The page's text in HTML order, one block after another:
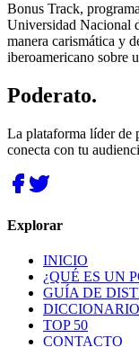
Bonus Track,
Universidad Nacional
manera carismática y
iberoamericano sobre
Poderato.
La plataforma líder de
conecta con tu
Explorar
INICIO
¿QUÉ ES UN
GUÍA DE
DICCIONARIO
TOP 50
CONTACTO